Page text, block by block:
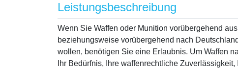
Leistungsbeschreibung
Wenn Sie Waffen oder Munition vorübergehend
beziehungsweise vorübergehend nach
wollen, benötigen Sie eine Erlaubnis. Um Waffen
Ihr Bedürfnis, Ihre waffenrechtliche